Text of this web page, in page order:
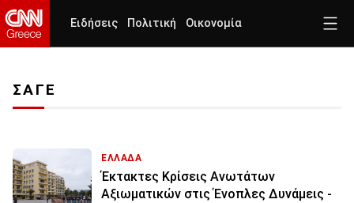
Ειδήσεις Πολιτική Οικονομία
ΣΑΓΕ
ΕΛΛΑΔΑ
Έκτακτες Κρίσεις Ανωτάτων
Αξιωματικών στις Ένοπλες Δυνάμεις -